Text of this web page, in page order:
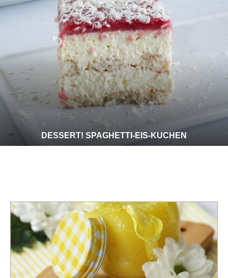
DESSERT! SPAGHETTI-EIS-KUCHEN